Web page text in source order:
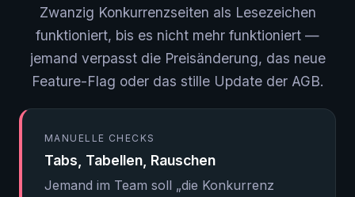
Zwanzig Konkurrenzseiten als Lesezeichen
funktioniert, bis es nicht mehr funktioniert —
jemand verpasst die Preisänderung, das neue
Feature-Flag oder das stille Update der AGB.
MANUELLE CHECKS
Tabs, Tabellen, Rauschen
Jemand im Team soll „die Konkurrenz